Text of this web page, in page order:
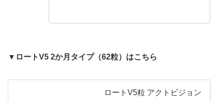
▼ロートV5 2か月タイプ（62粒）はこちら
ロートV5粒 アクトビジョン